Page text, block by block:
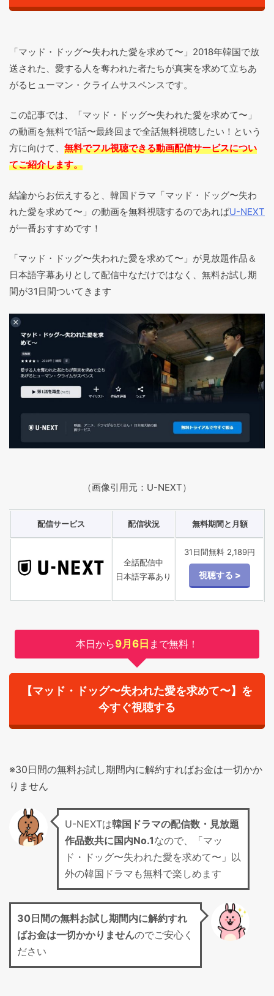
「マッド・ドッグ〜失われた愛を求めて〜」2018年韓国で放
送された、愛する人を奪われた者たちが真実を求めて立ちあ
がるヒューマン・クライムサスペンスです。
この記事では、「マッド・ドッグ〜失われた愛を求めて〜」
の動画を無料で1話〜最終回まで全話無料視聴したい！という
方に向けて、 無料でフル視聴できる動画配信サービスについ
てご紹介します。
結論からお伝えすると、韓国ドラマ「マッド・ドッグ〜失わ
れた愛を求めて〜」の動画を無料視聴するのであればU-NEXT
が一番おすすめです！
「マッド・ドッグ〜失われた愛を求めて〜」が見放題作品＆
日本語字幕ありとして配信中なだけではなく、無料お試し期
間が31日間ついてきます
（画像引用元：U-NEXT）
配信サービス 配信状況 無料期間と月額
全話配信中
日本語字幕あり
31日間無料 2,189円
本日から9月6日 まで無料！
【マッド・ドッグ〜失われた愛を求めて〜】を
今すぐ視聴する
※30日間の無料お試し期間内に解約すればお金は一切かか
りません
U-NEXTは韓国ドラマの配信数・見放題
作品数共に国内No.1なので、「マッ
ド・ドッグ〜失われた愛を求めて〜」以
外の韓国ドラマも無料で楽しめます
30日間の無料お試し期間内に解約すれ
ばお金は一切かかりませんのでご安心く
ださい